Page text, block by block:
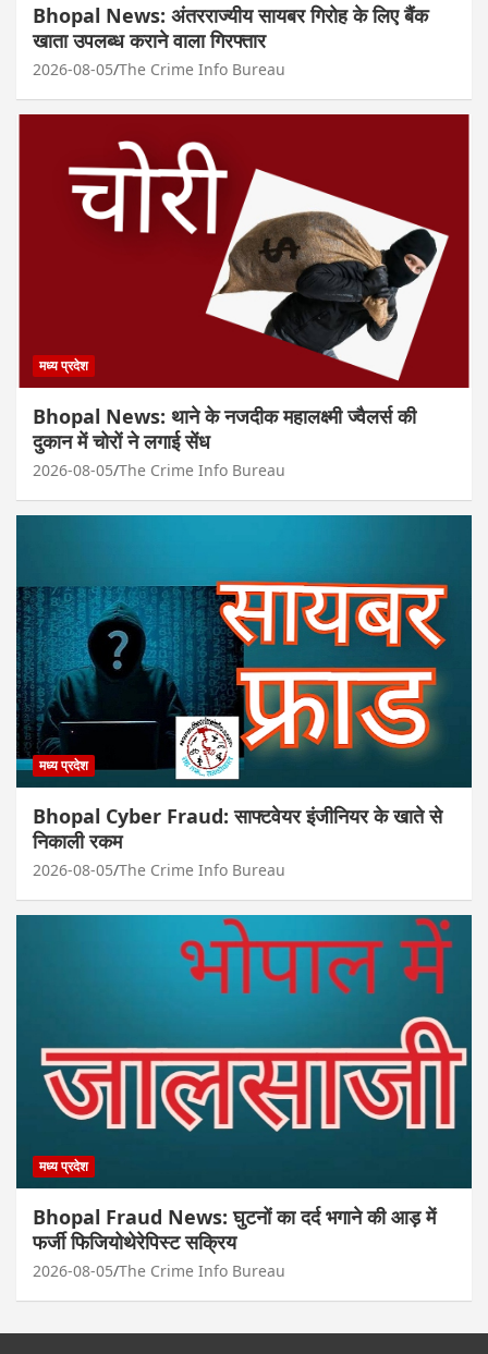
Bhopal News: अंतरराज्यीय सायबर गिरोह के लिए बैंक
खाता उपलब्ध कराने वाला गिरफ्तार
2026-08-05 The Crime Info Bureau
मध्य प्रदेश
Bhopal News: थाने के नजदीक महालक्ष्मी ज्वैलर्स की
दुकान में चोरों ने लगाई सेंध
2026-08-05 The Crime Info Bureau
मध्य प्रदेश
Bhopal Cyber Fraud: साफ्टवेयर इंजीनियर के खाते से
निकाली रकम
2026-08-05 The Crime Info Bureau
मध्य प्रदेश
Bhopal Fraud News: घुटनों का दर्द भगाने की आड़ में
फर्जी फिजियोथेरेपिस्ट सक्रिय
2026-08-05 The Crime Info Bureau